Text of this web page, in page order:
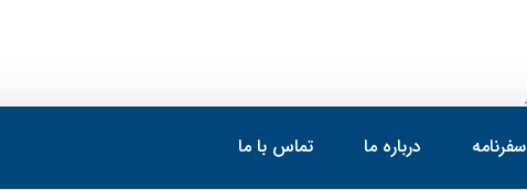
سفرنامه درباره ما تماس با ما